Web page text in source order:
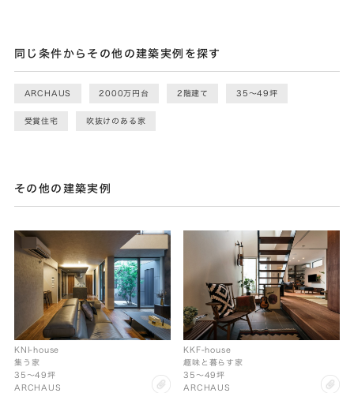
同じ条件からその他の建築実例を探す
ARCHAUS 2000万円台 2階建て 35〜49坪
受賞住宅 吹抜けのある家
その他の建築実例
clip
KNI-house
集う家
35〜49坪
ARCHAUS
KKF-house
趣味と暮らす家
35〜49坪
ARCHAUS